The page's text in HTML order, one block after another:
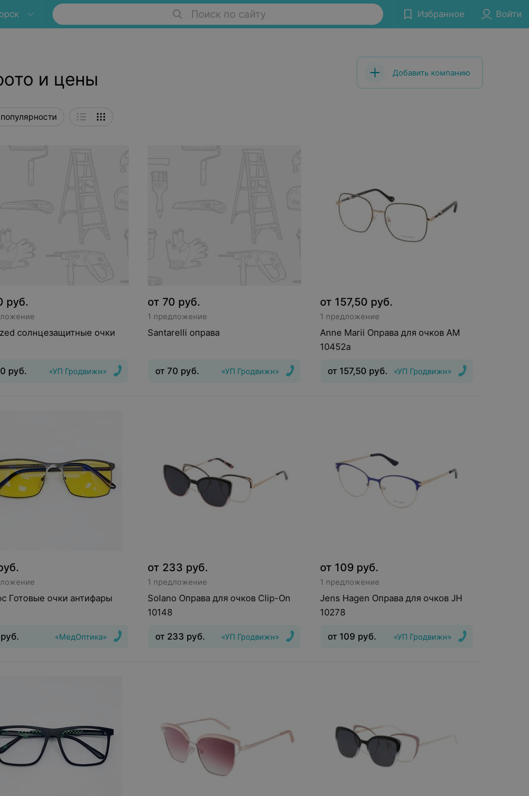
Поиск по сайту Избранное Войти
и цены Добавить компанию
руб.
солнцезащитные очки
«УП Гродвижн»
руб.
от 70 руб.
1 предложение
Santarelli оправа
«УП Гродвижн»
от 70 руб.
от 157,50 руб.
1 предложение
Anne Marii Оправа для очков AM
10452a
«УП Гродвижн»
от 157,50 руб.
Готовые очки антифары
«МедОптика»
руб.
от 233 руб.
1 предложение
Solano Оправа для очков Clip-On
10148
«УП Гродвижн»
от 233 руб.
от 109 руб.
1 предложение
Jens Hagen Оправа для очков JH
10278
«УП Гродвижн»
от 109 руб.